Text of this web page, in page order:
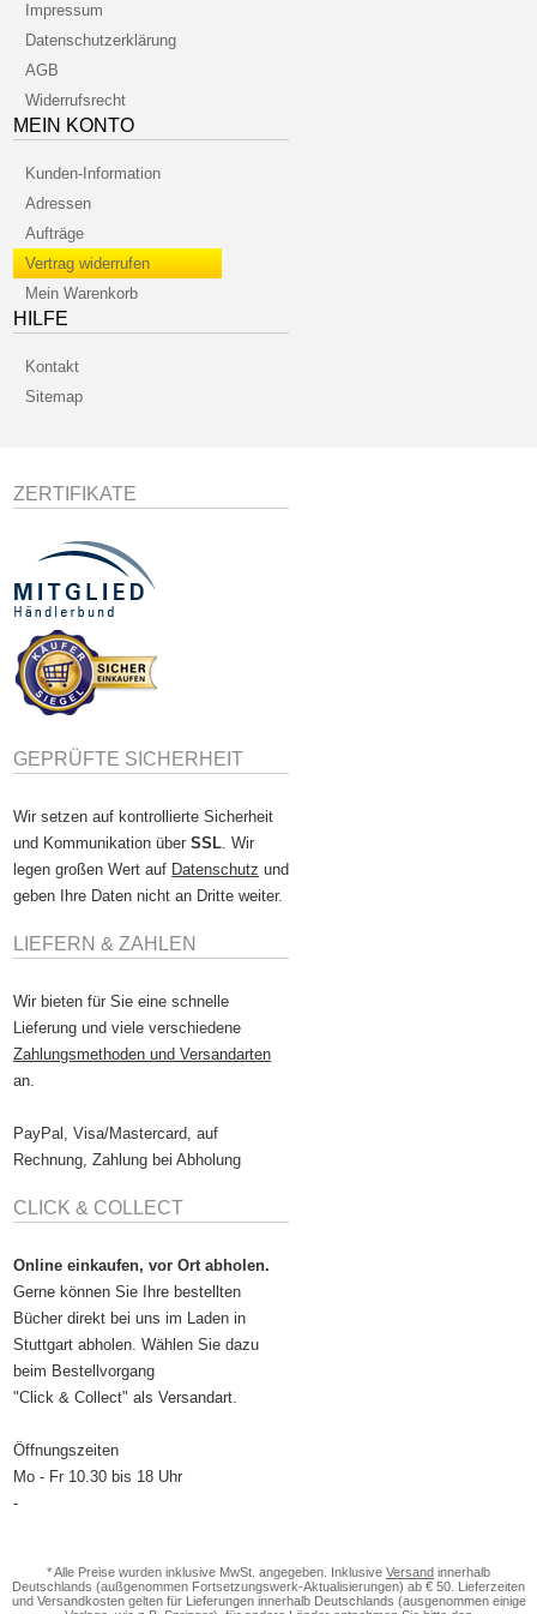
Impressum
Datenschutzerklärung
AGB
Widerrufsrecht
MEIN KONTO
Kunden-Information
Adressen
Aufträge
Vertrag widerrufen
Mein Warenkorb
HILFE
Kontakt
Sitemap
ZERTIFIKATE
GEPRÜFTE SICHERHEIT
Wir setzen auf kontrollierte Sicherheit
und Kommunikation überSSL. Wir
legen großen Wert auf Datenschutz und
geben Ihre Daten nicht an Dritte weiter.
LIEFERN & ZAHLEN
Wir bieten für Sie eine schnelle
Lieferung und viele verschiedene
Zahlungsmethoden und Versandarten
an.
PayPal, Visa/Mastercard, auf
Rechnung, Zahlung bei Abholung
CLICK & COLLECT
Online einkaufen, vor Ort abholen.
Gerne können Sie Ihre bestellten
Bücher direkt bei uns im Laden in
Stuttgart abholen. Wählen Sie dazu
beim Bestellvorgang
"Click & Collect" als Versandart.
Öffnungszeiten
Mo - Fr 10.30 bis 18 Uhr
-
* Alle Preise wurden inklusive MwSt. angegeben. Inklusive Versand innerhalb
Deutschlands (außgenommen Fortsetzungswerk-Aktualisierungen) ab € 50. Lieferzeiten
und Versandkosten gelten für Lieferungen innerhalb Deutschlands (ausgenommen einige